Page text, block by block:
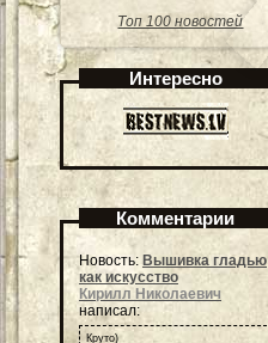
Топ 100 новостей
Интересно
Комментарии
Новость: Вышивка гладью
как искусство
Кирилл Николаевич
написал:
Круто)